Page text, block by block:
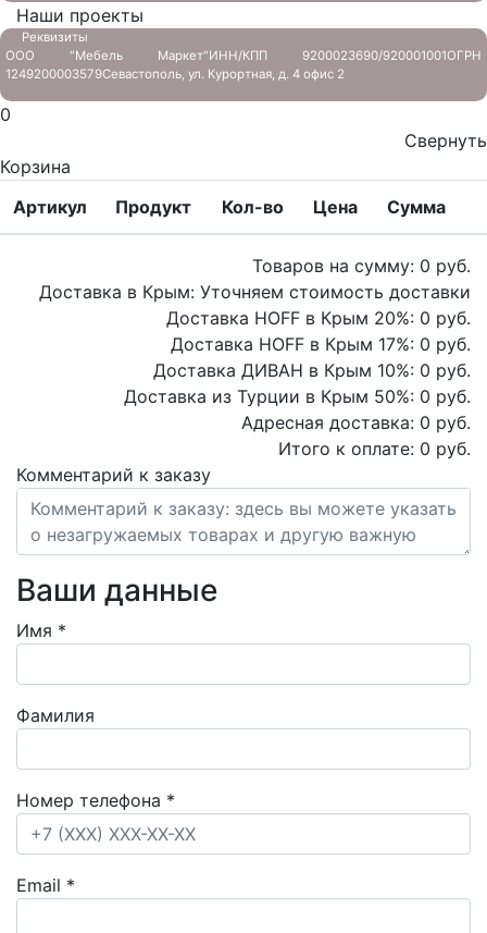
Наши проекты
Реквизиты
ООО "Мебель Маркет"ИНН/КПП 9200023690/920001001ОГРН
1249200003579Севастополь, ул. Курортная, д. 4 офис 2
0
Свернуть
Корзина
Артикул
Продукт Кол-во Цена Сумма
Товаров на сумму: 0 руб.
Доставка в Крым: Уточняем стоимость доставки
Доставка HOFF в Крым 20%: 0 руб.
Доставка HOFF в Крым 17%: 0 руб.
Доставка ДИВАН в Крым 10%: 0 руб.
Доставка из Турции в Крым 50%: 0 руб.
Адресная доставка: 0 руб.
Итого к оплате: 0 руб.
Комментарий к заказу
Ваши данные
Имя *
Фамилия
Номер телефона *
Email *